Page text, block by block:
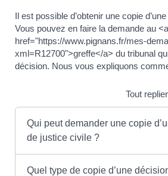
Il est possible d’obtenir une copie
Vous pouvez en faire la demande au <a
href="https://www.pignans.fr/mes-
xml=R12700">greffe</a> du tribunal
décision. Nous vous expliquons
Tout replier
Qui peut demander une copie
de justice civile ?
Quel type de copie d’une